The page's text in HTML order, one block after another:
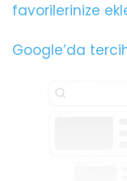
favorilerinize
Google’da